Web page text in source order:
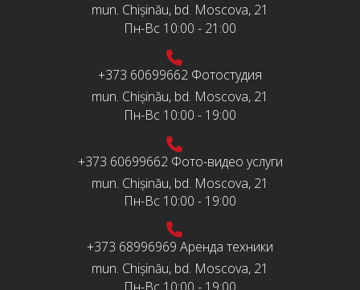
mun. Chișinău, bd. Moscova, 21
Пн-Вс 10:00 - 21:00
+373 60699662 Фотостудия
mun. Chișinău, bd. Moscova, 21
Пн-Вс 10:00 - 19:00
+373 60699662 Фото-видео услуги
mun. Chișinău, bd. Moscova, 21
Пн-Вс 10:00 - 19:00
+373 68996969 Аренда техники
mun. Chișinău, bd. Moscova, 21